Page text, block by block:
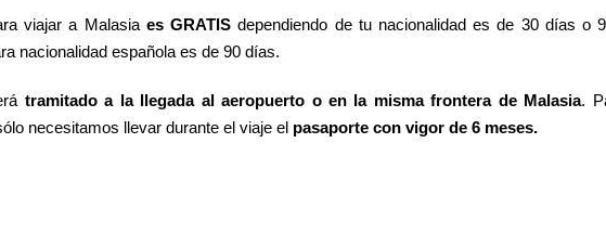
viajar a Malasia es GRATIS dependiendo de tu nacionalidad es de 30 días o
nacionalidad española es de 90 días.
tramitado a la llegada al aeropuerto o en la misma frontera de Malasia.
necesitamos llevar durante el viaje el pasaporte con vigor de 6 meses.